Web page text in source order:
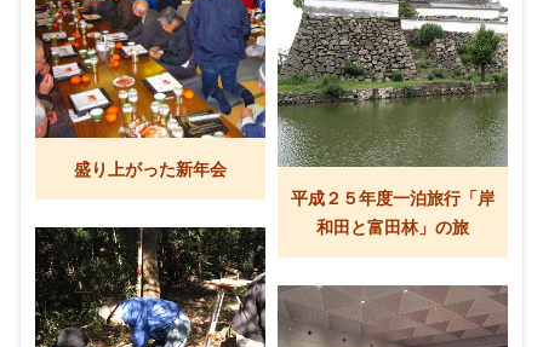
盛り上がった新年会
平成２５年度一泊旅行「岸
和田と富田林」の旅